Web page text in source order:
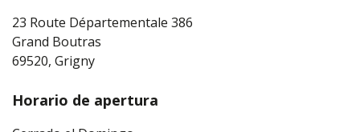
23 Route Départementale 386
Grand Boutras
69520, Grigny
Horario de apertura